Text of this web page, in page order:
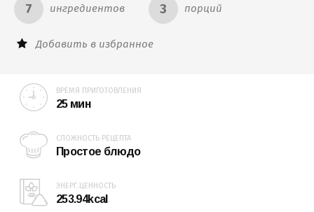
7 ингредиентов 3 порций
Добавить в избранное
ВРЕМЯ ПРИГОТОВЛЕНИЯ
25 мин
СЛОЖНОСТЬ РЕЦЕПТА
Простое блюдо
ЭНЕРГ.ЦЕННОСТЬ
253.94kcal